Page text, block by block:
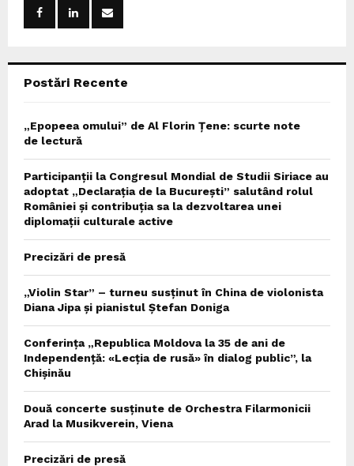
Postări Recente
„Epopeea omului” de Al Florin Țene: scurte note
de lectură
Participanții la Congresul Mondial de Studii Siriace au
adoptat „Declarația de la București” salutând rolul
României și contribuția sa la dezvoltarea unei
diplomații culturale active
Precizări de presă
„Violin Star” – turneu susținut în China de violonista
Diana Jipa și pianistul Ștefan Doniga
Conferința „Republica Moldova la 35 de ani de
Independență: «Lecția de rusă» în dialog public”, la
Chișinău
Două concerte susținute de Orchestra Filarmonicii
Arad la Musikverein, Viena
Precizări de presă